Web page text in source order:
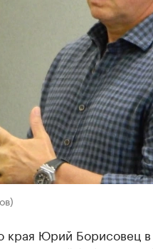
края Юрий Борисовец